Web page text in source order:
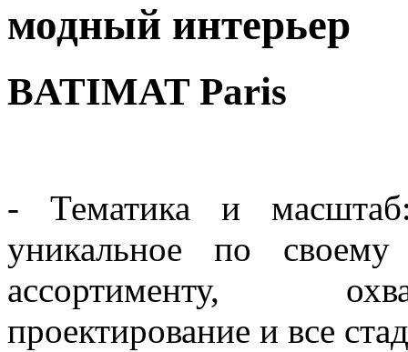
модный интерьер
BATIMAT Paris
- Тематика и
уникальное по своему
ассортименту,
проектирование и все